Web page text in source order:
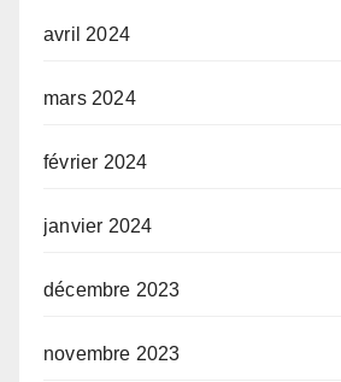
avril 2024
mars 2024
février 2024
janvier 2024
décembre 2023
novembre 2023